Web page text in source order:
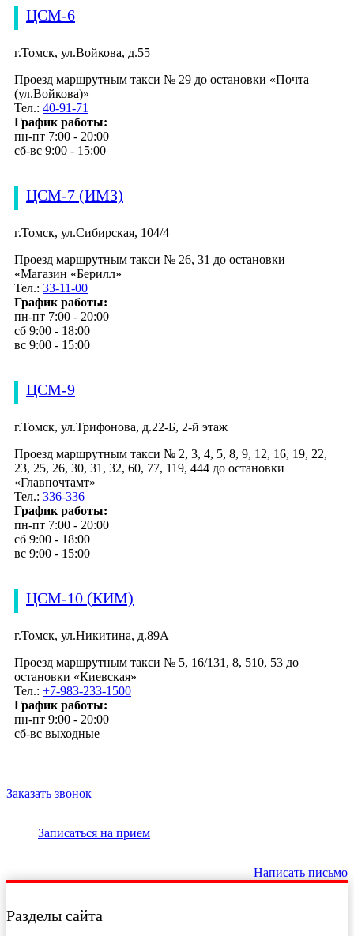
ЦСМ-6
г.Томск, ул.Войкова, д.55
Проезд маршрутным такси № 29 до остановки «Почта
(ул.Войкова)»
Тел.: 40-91-71
График работы:
пн-пт 7:00 - 20:00
сб-вс 9:00 - 15:00
ЦСМ-7 (ИМЗ)
г.Томск, ул.Сибирская, 104/4
Проезд маршрутным такси № 26, 31 до остановки
«Магазин «Берилл»
Тел.: 33-11-00
График работы:
пн-пт 7:00 - 20:00
сб 9:00 - 18:00
вс 9:00 - 15:00
ЦСМ-9
г.Томск, ул.Трифонова, д.22-Б, 2-й этаж
Проезд маршрутным такси № 2, 3, 4, 5, 8, 9, 12, 16, 19, 22,
23, 25, 26, 30, 31, 32, 60, 77, 119, 444 до остановки
«Главпочтамт»
Тел.: 336-336
График работы:
пн-пт 7:00 - 20:00
сб 9:00 - 18:00
вс 9:00 - 15:00
ЦСМ-10 (КИМ)
г.Томск, ул.Никитина, д.89А
Проезд маршрутным такси № 5, 16/131, 8, 510, 53 до
остановки «Киевская»
Тел.: +7-983-233-1500
График работы:
пн-пт 9:00 - 20:00
сб-вс выходные
Заказать звонок
Записаться на прием
Написать письмо
Разделы сайта